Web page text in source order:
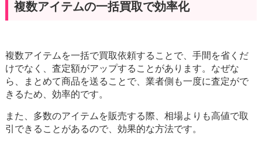
複数アイテムの一括買取で効率化
複数アイテムを一括で買取依頼することで、手間を省くだ
けでなく、査定額がアップすることがあります。なぜな
ら、まとめて商品を送ることで、業者側も一度に査定がで
きるため、効率的です。
また、多数のアイテムを販売する際、相場よりも高値で取
引できることがあるので、効果的な方法です。